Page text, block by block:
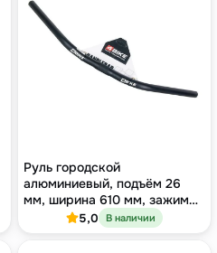
Руль городской
алюминиевый, подъём 26
мм, ширина 610 мм, зажим
25.4 мм, чёрный
5,0 В наличии